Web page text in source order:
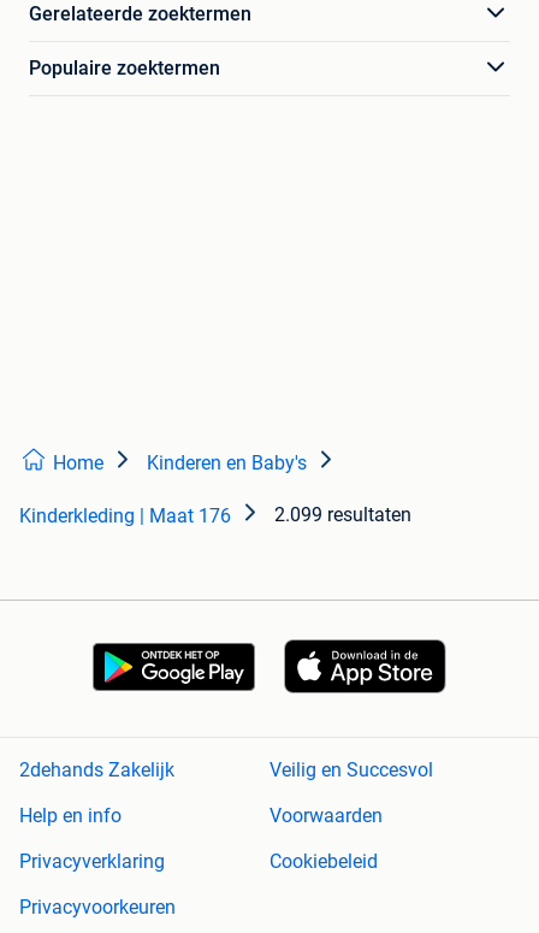
Gerelateerde zoektermen
Populaire zoektermen
Home Kinderen en Baby's
Kinderkleding | Maat 176 2.099 resultaten
2dehands Zakelijk
Veilig en Succesvol
Help en info
Voorwaarden
Privacyverklaring
Cookiebeleid
Privacyvoorkeuren